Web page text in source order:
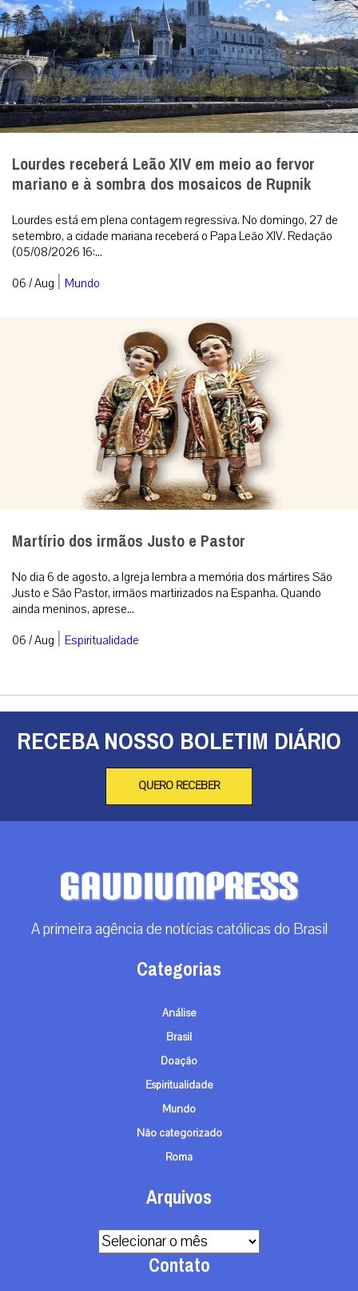
Lourdes receberá Leão XIV em meio ao fervor
mariano e à sombra dos mosaicos de Rupnik
Lourdes está em plena contagem regressiva. No domingo, 27 de
setembro, a cidade mariana receberá o Papa Leão XIV. Redação
(05/08/2026 16:...
06 / Aug | Mundo
Martírio dos irmãos Justo e Pastor
No dia 6 de agosto, a Igreja lembra a memória dos mártires São
Justo e São Pastor, irmãos martirizados na Espanha. Quando
ainda meninos, aprese...
06 / Aug | Espiritualidade
RECEBA NOSSO BOLETIM DIÁRIO
QUERO RECEBER
A primeira agência de notícias católicas do Brasil
Categorias
Análise
Brasil
Doação
Espiritualidade
Mundo
Não categorizado
Roma
Arquivos
Arquivos
Contato